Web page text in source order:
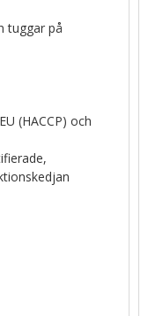
tuggar på
(HACCP) och